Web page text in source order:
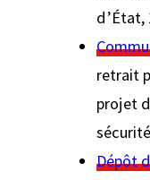
d’État,
retrait
projet
Dépôt